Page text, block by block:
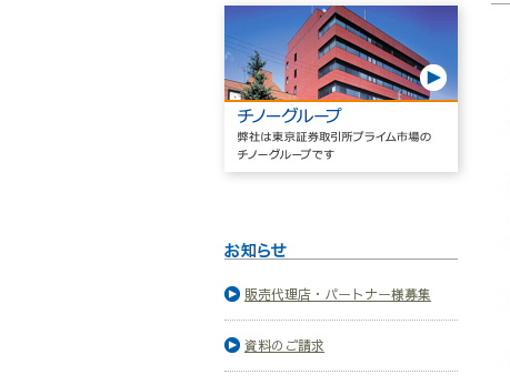
販売代理店・パートナー様募集
資料のご請求